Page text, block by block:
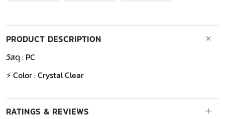
PRODUCT DESCRIPTION
วัสดุ : PC
⚡ Color : Crystal Clear
RATINGS & REVIEWS